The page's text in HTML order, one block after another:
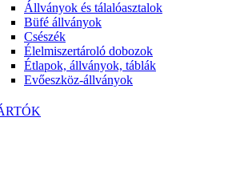
Állványok és tálalóasztalok
Büfé állványok
Csészék
Élelmiszertároló dobozok
Étlapok, állványok, táblák
Evőeszköz-állványok